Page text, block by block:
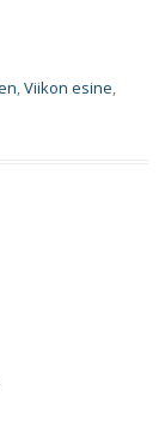
,Viikon esine,